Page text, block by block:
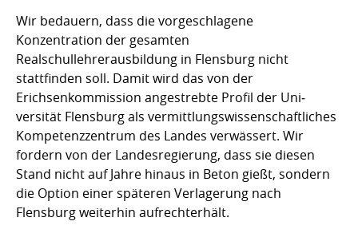
Wir bedauern, dass die vorgeschlagene
Konzentration der gesamten
Realschullehrerausbildung in Flens­­burg nicht
stattfinden soll. Damit wird das von der
Erichsenkommission angestrebte Profil der Uni­
versität Flensburg als vermitt­lungs­wis­senschaftliches
Kompetenzzentrum des Landes ver­wäs­sert. Wir
fordern von der Landesregierung, dass sie diesen
Stand nicht auf Jahre hinaus in Be­ton gießt, sondern
die Option einer späteren Verlagerung nach
Flensburg weiterhin aufrechterhält.